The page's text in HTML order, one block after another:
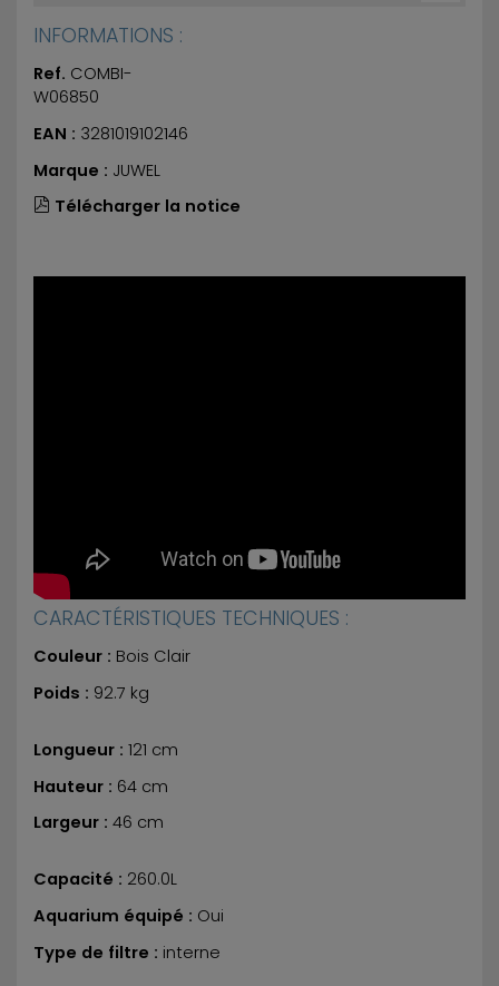
INFORMATIONS :
Ref. COMBI-
W06850
EAN : 3281019102146
Marque : JUWEL
Télécharger la notice
CARACTÉRISTIQUES TECHNIQUES :
Couleur : Bois Clair
Poids : 92.7 kg
Longueur : 121 cm
Hauteur : 64 cm
Largeur : 46 cm
Capacité : 260.0L
Aquarium équipé : Oui
Type de filtre : interne